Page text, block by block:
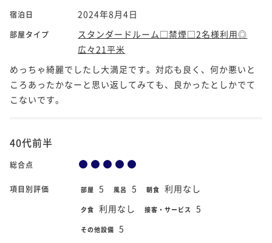
宿泊日 2024年8月4日
部屋タイプ
スタンダードルーム□禁煙□2名様利用◎
広々21平米
めっちゃ綺麗でしたし大満足です。対応も良く、何か悪いと
ころあったかなーと思い返してみても、良かったとしかでて
こないです。
40代前半
総合点
項目別評価 部屋 5 風呂 5 朝食 利用なし
夕食 利用なし 接客・サービス 5
その他設備 5